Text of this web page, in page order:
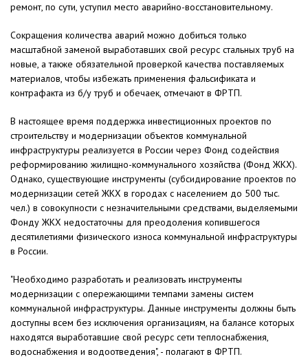
ремонт, по сути, уступил место аварийно-восстановительному.
Сокращения количества аварий можно добиться только
масштабной заменой выработавших свой ресурс стальных труб на
новые, а также обязательной проверкой качества поставляемых
материалов, чтобы избежать применения фальсификата и
контрафакта из б/у труб и обечаек, отмечают в ФРТП.
В настоящее время поддержка инвестиционных проектов по
строительству и модернизации объектов коммунальной
инфраструктуры реализуется в России через Фонд содействия
реформированию жилищно-коммунального хозяйства (Фонд ЖКХ).
Однако, существующие инструменты (субсидирование проектов по
модернизации сетей ЖКХ в городах с населением до 500 тыс.
чел.) в совокупности с незначительными средствами, выделяемыми
Фонду ЖКХ недостаточны для преодоления копившегося
десятилетиями физического износа коммунальной инфраструктуры
в России.
"Необходимо разработать и реализовать инструменты
модернизации с опережающими темпами замены систем
коммунальной инфраструктуры. Данные инструменты должны быть
доступны всем без исключения организациям, на балансе которых
находятся выработавшие свой ресурс сети теплоснабжения,
водоснабжения и водоотведения", - полагают в ФРТП.